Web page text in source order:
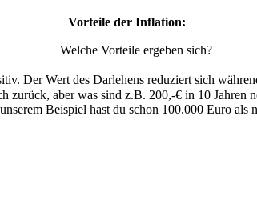
Vorteile der Inflation:
Welche Vorteile ergeben sich?
Der Wert des Darlehens reduziert sich
aber was sind z.B. 200,-€ in 10 Jahren
Beispiel hast du schon 100.000 Euro als